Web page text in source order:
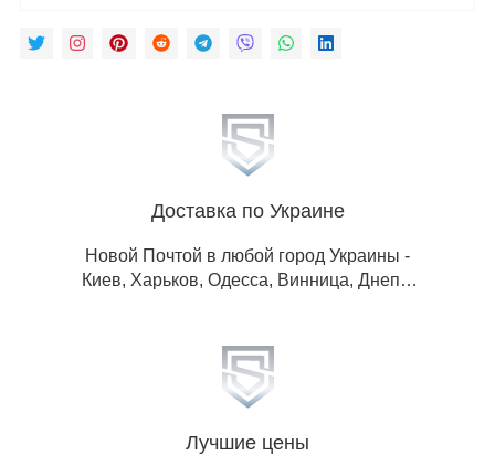
Доставка по Украине
Новой Почтой в любой город Украины -
Киев, Харьков, Одесса, Винница, Днепр,
Донецкая обл, Николаев, Полтава, Ровно,
Сумы, Тернополь, Ужгород, Херсон,
Хмельницкий, Черкассы, Чернигов,
Лучшие цены